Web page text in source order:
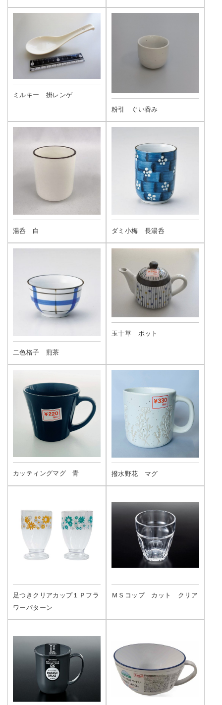
ミルキー 掛レンゲ
粉引 ぐい呑み
湯呑 白 ダミ小梅 長湯呑
二色格子 煎茶
玉十草 ポット
カッティングマグ 青 撥水野花 マグ
足つきクリアカップ１Ｐフラ
ワーパターン
ＭＳコップ カット クリア